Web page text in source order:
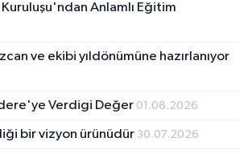
Kuruluşu'ndan Anlamlı Eğitim
ve ekibi yıldönümüne hazırlanıyor
Verdigi Değer 01.08.2026
bir vizyon ürünüdür 30.07.2026